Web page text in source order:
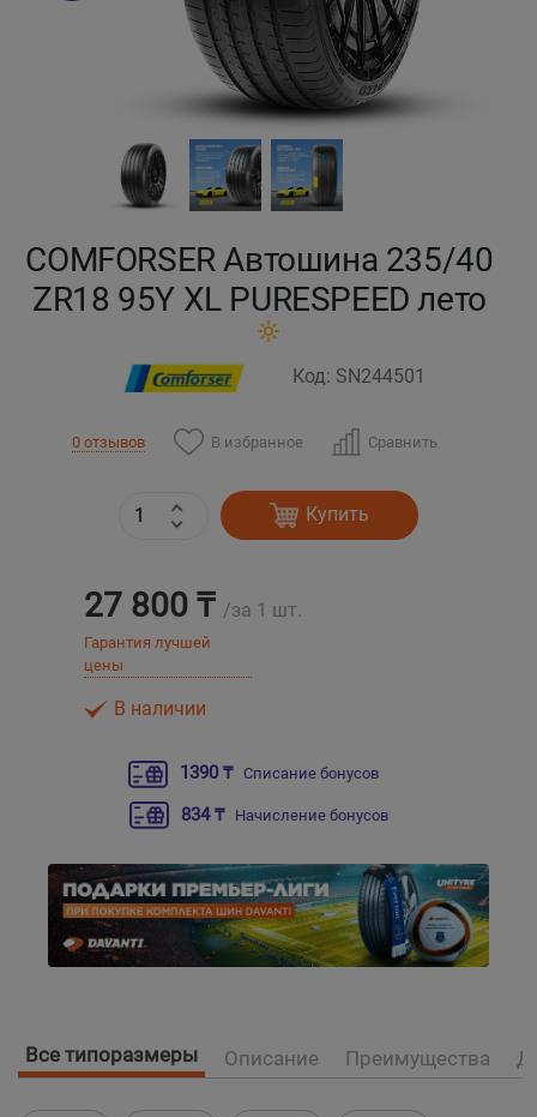
COMFORSER Автошина 235/40
ZR18 95Y XL PURESPEED лето
Код: SN244501
0 отзывов В избранное Сравнить
Купить
27 800 ₸ /за 1 шт.
Гарантия лучшей
цены
В наличии
1390 ₸ Списание бонусов
834 ₸ Начисление бонусов
Все типоразмеры Описание Преимущества
Кызылорда
Петропавловск
Уральск
Усть-Каменогорск
Шымкент